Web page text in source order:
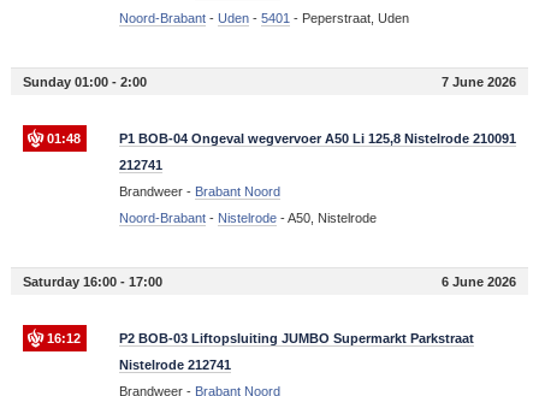
Noord-Brabant- Uden- 5401 - Peperstraat, Uden
Sunday 01:00 - 2:00 7 June 2026
01:48
P1 BOB-04 Ongeval wegvervoer A50 Li 125,8 Nistelrode 210091
212741
Brandweer - Brabant Noord
Noord-Brabant- Nistelrode-A50, Nistelrode
Saturday 16:00 - 17:00 6 June 2026
16:12
P2 BOB-03 Liftopsluiting JUMBO Supermarkt Parkstraat
Nistelrode 212741
Brandweer - Brabant Noord